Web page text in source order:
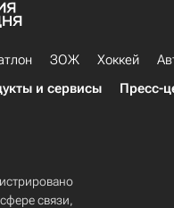
ЗОЖ Хоккей
и сервисы Пресс-
связи,